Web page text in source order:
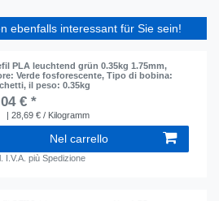
ebenfalls interessant für Sie sein!
PLA leuchtend grün 0.35kg 1.75mm,
Verde fosforescente, Tipo di bobina:
, il peso: 0.35kg
€ *
| 28,69 € / Kilogramm
Nel carrello
I.V.A. piùSpedizione